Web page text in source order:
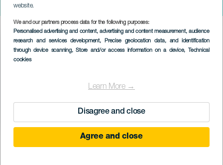
website.
We and our partners process data for the following purposes:
Personalised advertising and content, advertising and content measurement, audience
research and services development, Precise geolocation data, and identification
through device scanning, Store and/or access information on a device, Technical
cookies
Learn More →
Disagree and close
Agree and close
Yerma
Imagen
Listado